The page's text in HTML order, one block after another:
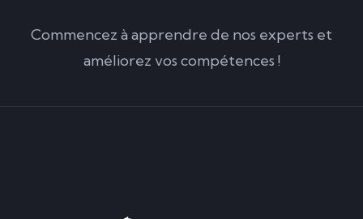
Commencez à apprendre de nos experts et
améliorez vos compétences !